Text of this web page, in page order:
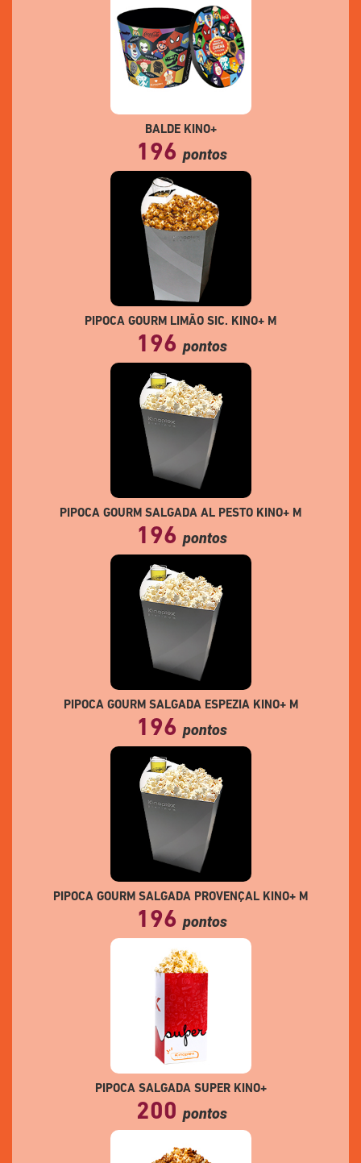
BALDE KINO+
196 pontos
PIPOCA GOURM LIMÃO SIC. KINO+ M
196 pontos
PIPOCA GOURM SALGADA AL PESTO KINO+ M
196 pontos
PIPOCA GOURM SALGADA ESPEZIA KINO+ M
196 pontos
PIPOCA GOURM SALGADA PROVENÇAL KINO+ M
196 pontos
PIPOCA SALGADA SUPER KINO+
200 pontos